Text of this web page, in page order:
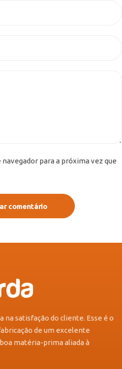
navegador para a próxima vez que
comentário
na satisfação do cliente. Esse é o
de um excelente
matéria-prima aliada à